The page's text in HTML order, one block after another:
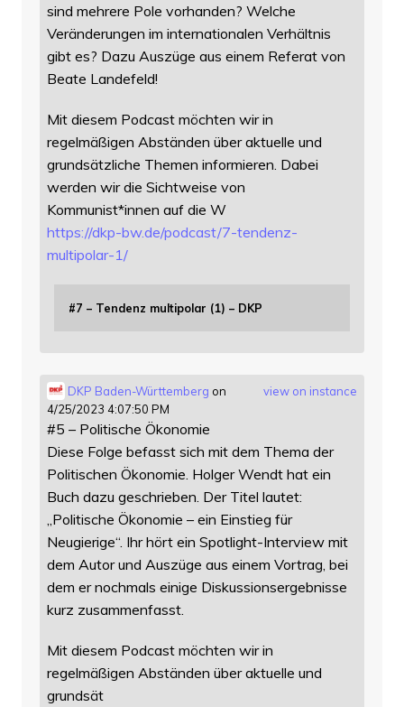
sind mehrere Pole vorhanden? Welche
Veränderungen im internationalen Verhältnis
gibt es? Dazu Auszüge aus einem Referat von
Beate Landefeld!
Mit diesem Podcast möchten wir in
regelmäßigen Abständen über aktuelle und
grundsätzliche Themen informieren. Dabei
werden wir die Sichtweise von
Kommunist*innen auf die W
https://dkp-bw.de/podcast/7-tendenz-
multipolar-1/
#7 – Tendenz multipolar (1) – DKP
view on instance
DKP Baden-Württemberg on
4/25/2023 4:07:50 PM
#5 – Politische Ökonomie
Diese Folge befasst sich mit dem Thema der
Politischen Ökonomie. Holger Wendt hat ein
Buch dazu geschrieben. Der Titel lautet:
„Politische Ökonomie – ein Einstieg für
Neugierige“. Ihr hört ein Spotlight-Interview mit
dem Autor und Auszüge aus einem Vortrag, bei
dem er nochmals einige Diskussionsergebnisse
kurz zusammenfasst.
Mit diesem Podcast möchten wir in
regelmäßigen Abständen über aktuelle und
grundsät